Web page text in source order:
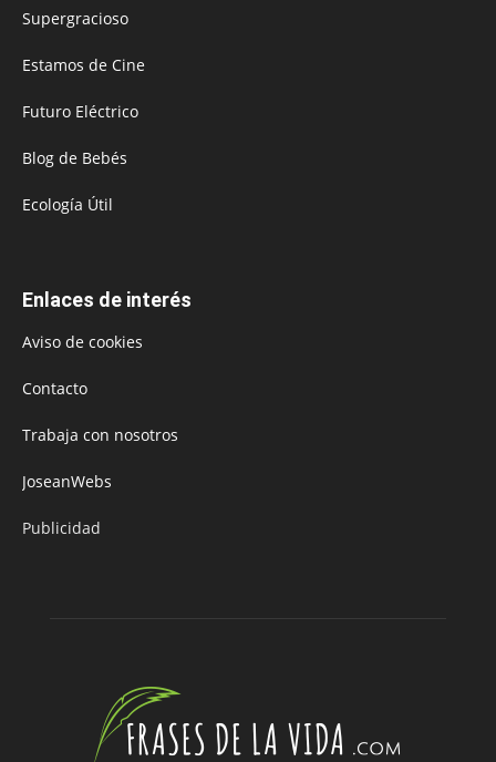
Supergracioso
Estamos de Cine
Futuro Eléctrico
Blog de Bebés
Ecología Útil
Enlaces de interés
Aviso de cookies
Contacto
Trabaja con nosotros
JoseanWebs
Publicidad